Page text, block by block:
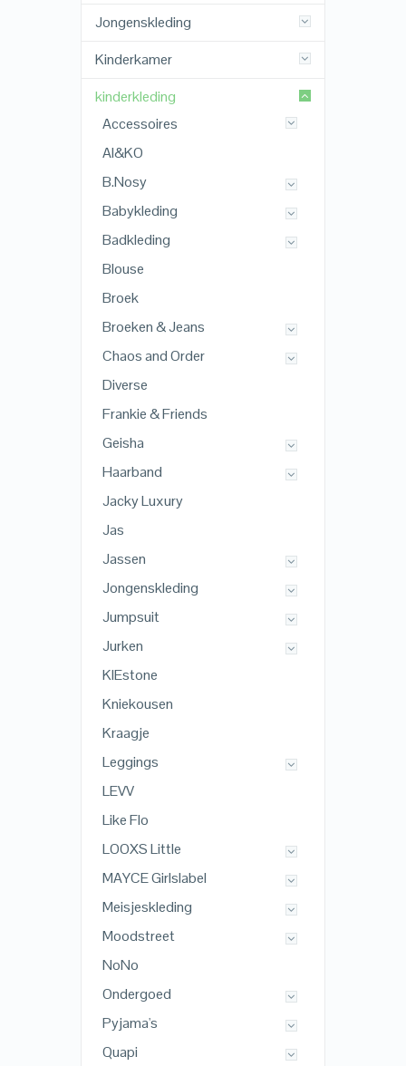
Jongenskleding
Kinderkamer
kinderkleding
Accessoires
AI&KO
B.Nosy
Babykleding
Badkleding
Blouse
Broek
Broeken & Jeans
Chaos and Order
Diverse
Frankie & Friends
Geisha
Haarband
Jacky Luxury
Jas
Jassen
Jongenskleding
Jumpsuit
Jurken
KIEstone
Kniekousen
Kraagje
Leggings
LEVV
Like Flo
LOOXS Little
MAYCE Girlslabel
Meisjeskleding
Moodstreet
NoNo
Ondergoed
Pyjama's
Quapi